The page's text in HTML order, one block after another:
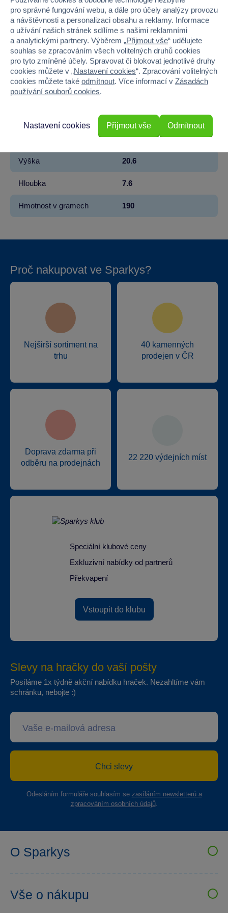
Kód produktu 976-6071212
Značka Spin Master
Licence NICKELODEON
Řada Tlapková patrola
Věk od
HOLKA, KLUK
20.6
Výška 20.6
Hloubka 7.6
Hmotnost v gramech 190
Proč nakupovat ve Sparkys?
Nejširší sortiment na
trhu
40 kamenných
prodejen v ČR
Doprava zdarma při
odběru na prodejnách
22 220 výdejních míst
Speciální klubové ceny
Exkluzivní nabídky od partnerů
Překvapení
Vstoupit do klubu
Slevy na hračky do vaší pošty
Posíláme 1x týdně akční nabídku hraček. Nezahltíme vám
schránku, nebojte :)
Chci slevy
Odesláním formuláře souhlasím se zasíláním newsletterů a
zpracováním osobních údajů.
O Sparkys
Sparkys klub
Vše o nákupu
pro správné fungování webu, a dále pro účely analýzy provozu
a návštěvnosti a personalizaci obsahu a reklamy. Informace
o užívání našich stránek sdílíme s našimi reklamními
a analytickými partnery. Výběrem „Přijmout vše“ udělujete
souhlas se zpracováním všech volitelných druhů cookies
pro tyto zmíněné účely. Spravovat či blokovat jednotlivé druhy
cookies můžete v „Nastavení cookies“. Zpracování volitelných
cookies můžete také odmítnout. Více informací v Zásadách
používání souborů cookies.
Odmítnout
Nastavení cookies Přijmout vše